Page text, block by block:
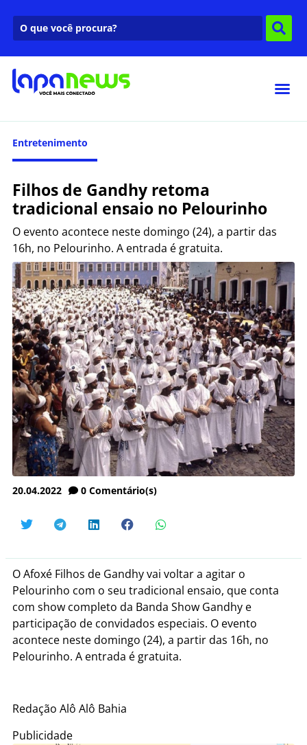
Entretenimento
Filhos de Gandhy retoma
tradicional ensaio no Pelourinho
O evento acontece neste domingo (24), a partir das
16h, no Pelourinho. A entrada é gratuita.
20.04.2022 0 Comentário(s)
O Afoxé Filhos de Gandhy vai voltar a agitar o
Pelourinho com o seu tradicional ensaio, que conta
com show completo da Banda Show Gandhy e
participação de convidados especiais. O evento
acontece neste domingo (24), a partir das 16h, no
Pelourinho. A entrada é gratuita.
Redação Alô Alô Bahia
Publicidade